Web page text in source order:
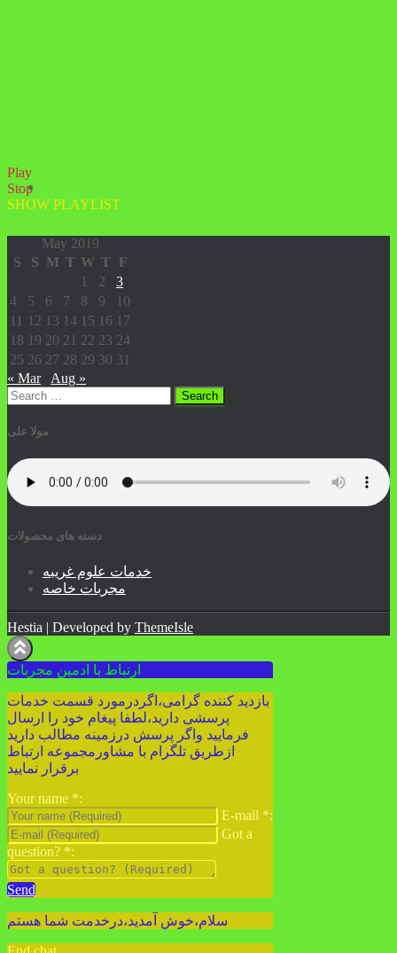
Play
Stop
SHOW PLAYLIST
May 2019
S
S M T W T
F
1
2
3
4
5 6 7 8 9
10
11
12 13 14 15 16 17
18 19 20 21 22 23 24
25 26 27 28 29 30 31
« Mar
Aug »
Search
for:
مولا علی
دسته های محصولات
خدمات علوم غریبه
مجربات خاصه
Hestia | Developed by ThemeIsle
ارتباط با ادمین مجربات
بازدید کننده گرامی،اگردرمورد قسمت خدمات
پرسشی دارید،لطفا پیغام خود را ارسال
فرمایید واگر پرسش درزمینه مطالب دارید
ازطریق تلگرام با مشاورمجموعه ارتباط
برقرار نمایید
Your name *:
E-mail *:
Got a
question? *:
Send
سلام،خوش آمدید،درخدمت شما هستم